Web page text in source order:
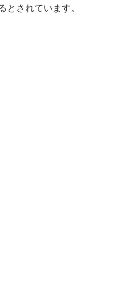
とされています。